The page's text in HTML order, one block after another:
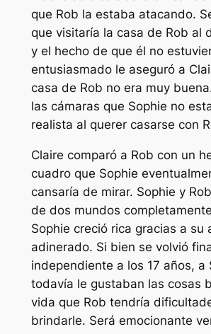
que Rob la estaba atacando.
que visitaría la casa de Rob al
y el hecho de que él no
entusiasmado le aseguró a
casa de Rob no era muy
las cámaras que Sophie no
realista al querer casarse con
Claire comparó a Rob con un
cuadro que Sophie
cansaría de mirar. Sophie y
de dos mundos
Sophie creció rica gracias a su
adinerado. Si bien se volvió
independiente a los 17 años, a
todavía le gustaban las cosas
vida que Rob tendría
brindarle. Será emocionante